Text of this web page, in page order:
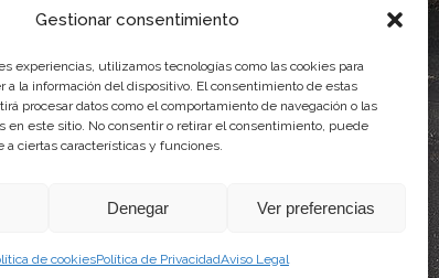
Gestionar consentimiento
experiencias, utilizamos tecnologías como las cookies para
a la información del dispositivo. El consentimiento de estas
procesar datos como el comportamiento de navegación o las
en este sitio. No consentir o retirar el consentimiento, puede
a ciertas características y funciones.
Denegar Ver preferencias
de cookiesPolítica de PrivacidadAviso Legal
Canarias